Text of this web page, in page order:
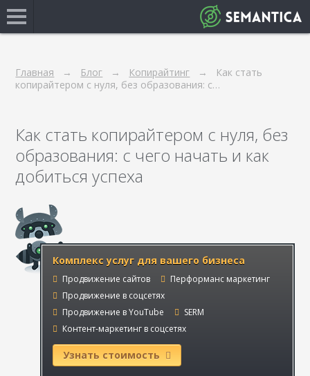
Главная Блог Копирайтинг
Как стать
копирайтером с нуля, без образования: с…
Как стать копирайтером с нуля, без
образования: с чего начать и как
добиться успеха
Комплекс услуг для вашего бизнеса
Продвижение сайтов
Перформанс маркетинг
Продвижение в соцсетях
Продвижение в YouTube
SERM
Контент-маркетинг в соцсетях
Узнать стоимость